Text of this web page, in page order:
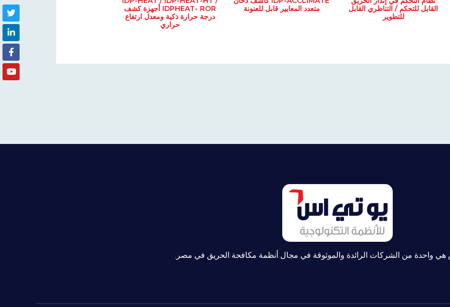
القابل للتحكم / التناظري القابل
للتطوير
متعدد المعايير قابل للعنونة
IDPHEAT- ROR أجهزة كشف
درجة حرارة ذكية ومعدل ارتفاع
حراري
واحدة من الشركات الرائدة والموثوقة في مجال أنظمة مكافحة الحريق في مصر.